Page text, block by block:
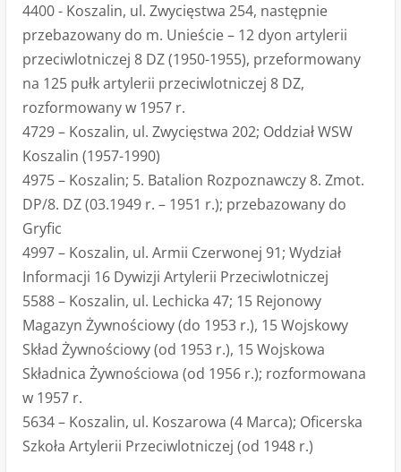
4400 - Koszalin, ul. Zwycięstwa 254, następnie
przebazowany do m. Unieście – 12 dyon artylerii
przeciwlotniczej 8 DZ (1950-1955), przeformowany
na 125 pułk artylerii przeciwlotniczej 8 DZ,
rozformowany w 1957 r.
4729 – Koszalin, ul. Zwycięstwa 202; Oddział WSW
Koszalin (1957-1990)
4975 – Koszalin; 5. Batalion Rozpoznawczy 8. Zmot.
DP/8. DZ (03.1949 r. – 1951 r.); przebazowany do
Gryfic
4997 – Koszalin, ul. Armii Czerwonej 91; Wydział
Informacji 16 Dywizji Artylerii Przeciwlotniczej
5588 – Koszalin, ul. Lechicka 47; 15 Rejonowy
Magazyn Żywnościowy (do 1953 r.), 15 Wojskowy
Skład Żywnościowy (od 1953 r.), 15 Wojskowa
Składnica Żywnościowa (od 1956 r.); rozformowana
w 1957 r.
5634 – Koszalin, ul. Koszarowa (4 Marca); Oficerska
Szkoła Artylerii Przeciwlotniczej (od 1948 r.)